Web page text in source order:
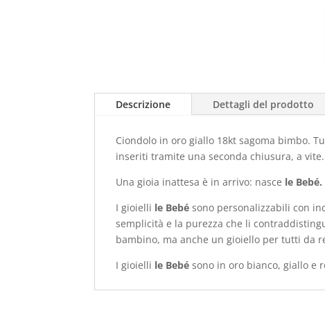
Descrizione Dettagli del prodotto
Ciondolo in oro giallo 18kt sagoma bimbo.
inseriti tramite una seconda chiusura, a vite.
Una gioia inattesa è in arrivo: nasce le Bebé.
I gioielli le Bebé sono personalizzabili con
semplicità e la purezza che li
bambino, ma anche un gioiello per tutti da
I gioielli le Bebé sono in oro bianco, giallo e